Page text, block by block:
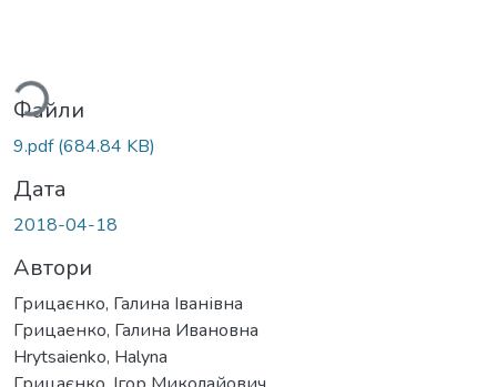
Файли
9.pdf(684.84 KB)
Дата
2018-04-18
Автори
Грицаєнко, Галина Іванівна
Грицаенко, Галина Ивановна
Hrytsaienko, Halyna